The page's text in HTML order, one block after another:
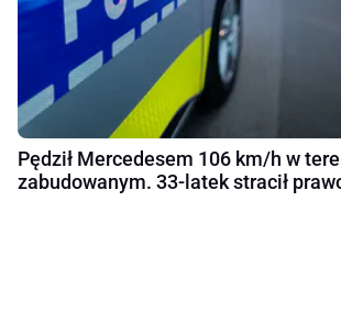
Pędził Mercedesem 106 km/h w
zabudowanym. 33-latek stracił